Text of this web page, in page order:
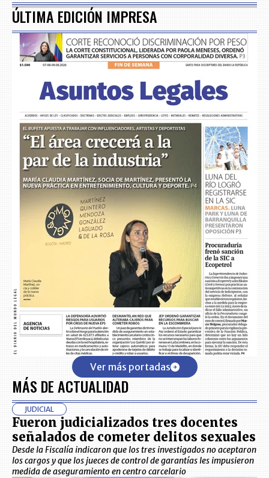
ÚLTIMA EDICIÓN IMPRESA
Ver más portadas
MÁS DE ACTUALIDAD
JUDICIAL
Fueron judicializados tres docentes
señalados de cometer delitos sexuales
Desde la Fiscalía indicaron que los tres investigados no aceptaron
los cargos y que los jueces de control de garantías les impusieron
medida de aseguramiento en centro carcelario